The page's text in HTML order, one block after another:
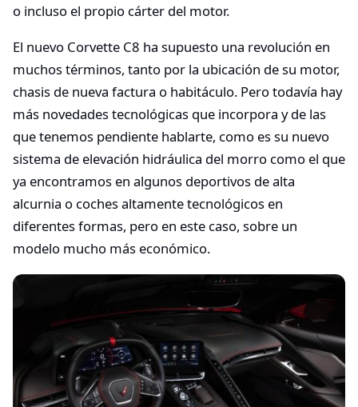
o incluso el propio cárter del motor.
El nuevo Corvette C8 ha supuesto una revolución en
muchos términos, tanto por la ubicación de su motor,
chasis de nueva factura o habitáculo. Pero todavía hay
más novedades tecnológicas que incorpora y de las
que tenemos pendiente hablarte, como es su nuevo
sistema de elevación hidráulica del morro como el que
ya encontramos en algunos deportivos de alta
alcurnia o coches altamente tecnológicos en
diferentes formas, pero en este caso, sobre un
modelo mucho más económico.